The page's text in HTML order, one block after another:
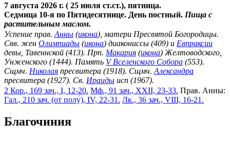
7 августа 2026 г. ( 25 июля ст.ст.), пятница.
Седмица 10-я по Пятидесятнице. День постный. Пища с
растительным маслом.
Успение прав. Анны (икона), матери Пресвятой Богородицы.
Свв. жен Олимпиады (икона) диакониссы (409) и Евпраксии
девы, Тавеннской (413). Прп. Макария (икона) Желтоводского,
Унженского (1444). Память V Вселенского Собора (553).
Сщмч. Николая пресвитера (1918). Сщмч. Александра
пресвитера (1927). Св. Ираиды исп (1967).
2 Кор., 169 зач., I, 12-20. Мф., 91 зач., XXII, 23-33. Прав. Анны:
Гал., 210 зач. (от полу́), IV, 22-31. Лк., 36 зач., VIII, 16-21.
Благочиния